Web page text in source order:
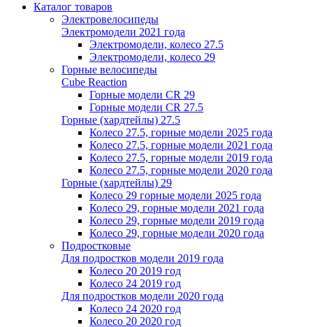
Каталог товаров
Электровелосипеды
Электромодели 2021 года
Электромодели, колесо 27.5
Электромодели, колесо 29
Горные велосипеды
Cube Reaction
Горные модели CR 29
Горные модели CR 27.5
Горные (хардтейлы) 27.5
Колесо 27.5, горные модели 2025 года
Колесо 27.5, горные модели 2021 года
Колесо 27.5, горные модели 2019 года
Колесо 27.5, горные модели 2020 года
Горные (хардтейлы) 29
Колесо 29 горные модели 2025 года
Колесо 29, горные модели 2021 года
Колесо 29, горные модели 2019 года
Колесо 29, горные модели 2020 года
Подростковые
Для подростков модели 2019 года
Колесо 20 2019 год
Колесо 24 2019 год
Для подростков модели 2020 года
Колесо 24 2020 год
Колесо 20 2020 год